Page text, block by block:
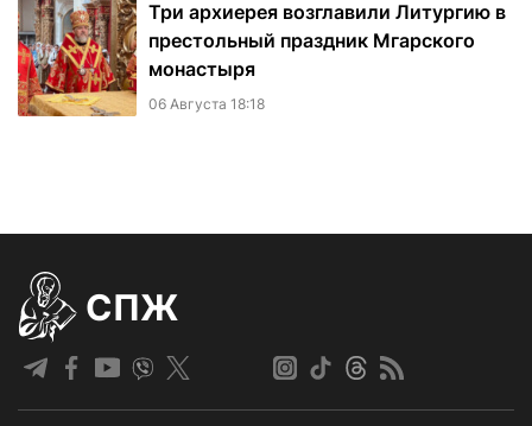
Три архиерея возглавили Литургию в
престольный праздник Мгарского
монастыря
06 Августа 18:18
СПЖ